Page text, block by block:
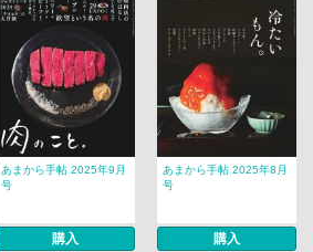
あまから手帖 2025年9月
号
購入
あまから手帖 2025年8月
号
購入